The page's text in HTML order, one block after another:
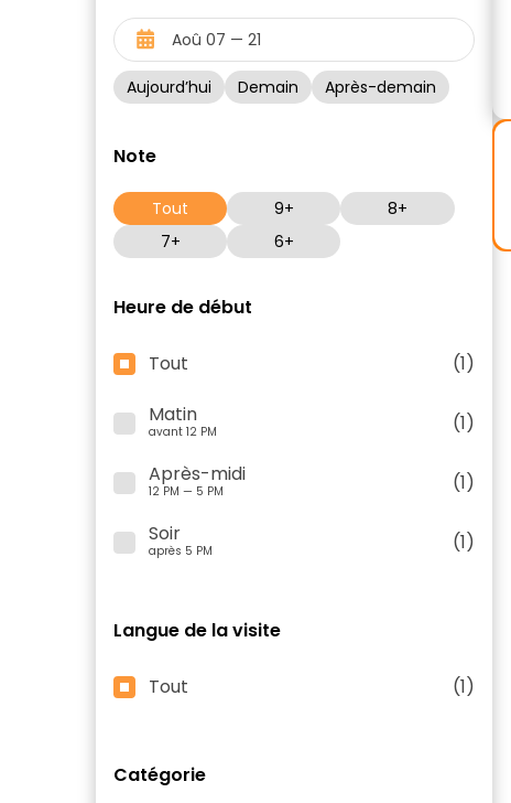
Aujourd’hui Demain Après-demain
Note
Tout 9+
8+
7+
6+
Heure de début
Tout
(1)
Matin
avant 12 PM
(1)
Après-midi
12 PM — 5 PM
(1)
Soir
après 5 PM (1)
Langue de la visite
Tout (1)
Catégorie